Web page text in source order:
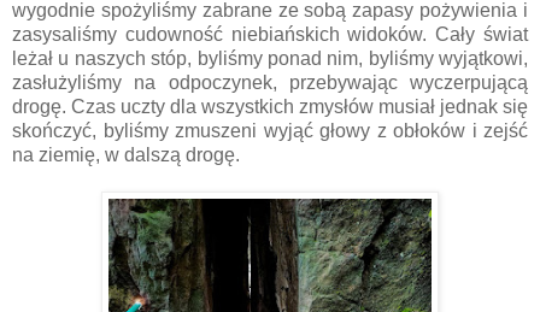
wygodnie spożyliśmy zabrane ze sobą zapasy pożywienia i
zasysaliśmy cudowność niebiańskich widoków. Cały świat
leżał u naszych stóp, byliśmy ponad nim, byliśmy wyjątkowi,
zasłużyliśmy na odpoczynek, przebywając wyczerpującą
drogę. Czas uczty dla wszystkich zmysłów musiał jednak się
skończyć, byliśmy zmuszeni wyjąć głowy z obłoków i zejść
na ziemię, w dalszą drogę.